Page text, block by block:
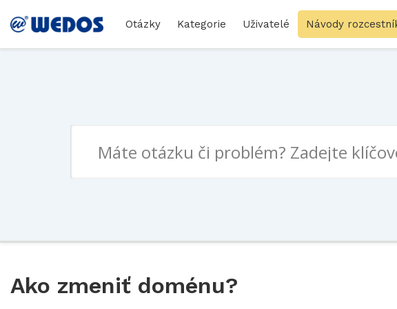
Otázky Kategorie Uživatelé Návody
Ako zmeniť doménu?